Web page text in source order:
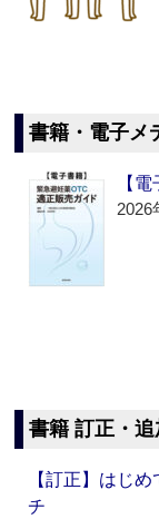
書籍・電子メ
【
2026
書籍 訂正・追
【訂正】はじ
チ